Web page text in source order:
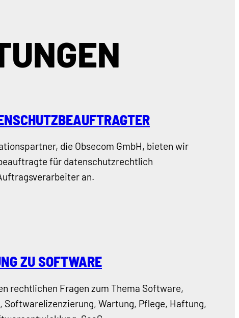
die Obsecom GmbH, bieten wir
für datenschutzrechtlich
an.
ZU SOFTWARE
rechtlichen Fragen zum Thema Software,
Wartung, Pflege, Haftung,